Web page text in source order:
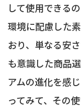
して使用できる
環境に配慮した
おり、単なる安
も意識した商品
アムの進化を感
ってみて、その